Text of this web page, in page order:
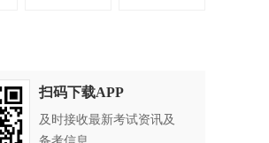
扫码下载APP
及时接收最新考试资讯及